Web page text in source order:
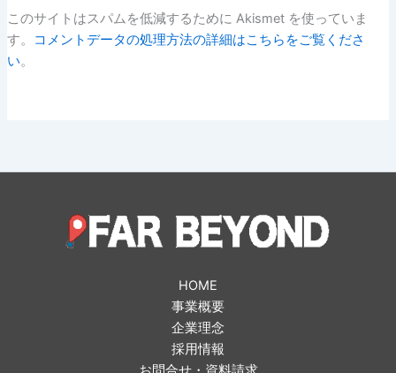
このサイトはスパムを低減するために Akismet を使っていま
す。
コメントデータの処理方法の詳細はこちらをご覧くださ
い。
HOME
事業概要
企業理念
採用情報